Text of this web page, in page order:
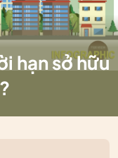
hạn sở hữu